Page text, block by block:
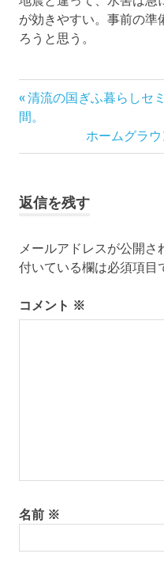
が効きやすい。事前の準
ろうと思う。
投
稿
ナ
ゲ
ー
シ
ョ
前
の
事:
清流の国ぎふ暮らしセ
間。
次
の
ホームグラウ
返信を残す
メールアドレスが公開さ
付いている欄は必須項目
コメント ※
名前 ※